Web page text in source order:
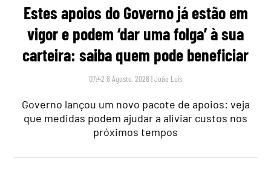
Estes apoios do Governo já estão em
vigor e podem ‘dar uma folga’ à sua
carteira: saiba quem pode beneficiar
07:42 8 Agosto, 2026 |João Luís
Governo lançou um novo pacote de apoios: veja
que medidas podem ajudar a aliviar custos nos
próximos tempos